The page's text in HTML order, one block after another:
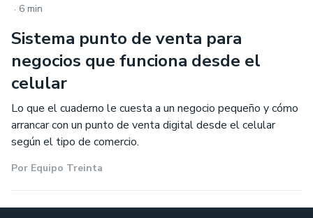
. 6 min
Sistema punto de venta para
negocios que funciona desde el
celular
Lo que el cuaderno le cuesta a un negocio pequeño y cómo
arrancar con un punto de venta digital desde el celular
según el tipo de comercio.
Por Equipo Treinta